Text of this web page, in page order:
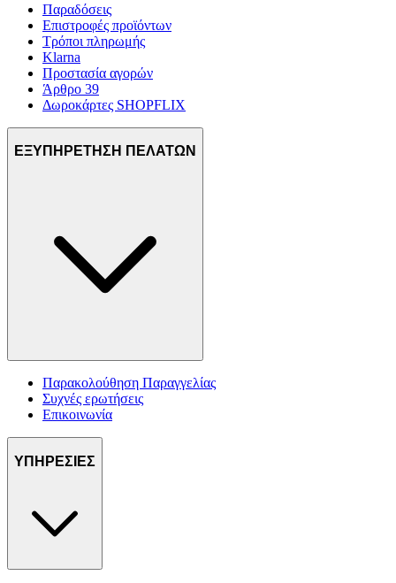
Παραδόσεις
Επιστροφές προϊόντων
Τρόποι πληρωμής
Klarna
Προστασία αγορών
Άρθρο 39
Δωροκάρτες SHOPFLIX
ΕΞΥΠΗΡΕΤΗΣΗ ΠΕΛΑΤΩΝ
Παρακολούθηση Παραγγελίας
Συχνές ερωτήσεις
Επικοινωνία
ΥΠΗΡΕΣΙΕΣ